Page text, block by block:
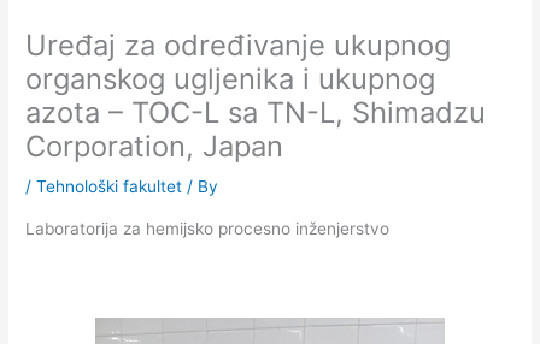
Uređaj za određivanje ukupnog
organskog uglјenika i ukupnog
azota – TOC-L sa TN-L, Shimadzu
Corporation, Japan
/Tehnološki fakultet / By
Laboratorija za hemijsko procesno inženjerstvo